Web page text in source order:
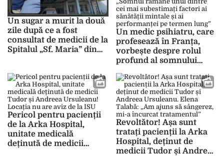
Un sugar a murit la două
zile după ce a fost
consultat de medicii de la
Spitalul „Sf. Maria” din
UPDATE
Un medic psihiatru, care
profesează în Franța,
vorbește despre rolul
profund al somnului
Dr. Bogdan Matei:
„Somnul rămâne unul
dintre cei mai
subestimați factori ai
sănătății mintale și ai
performanței pe termen
lung”
Pericol pentru pacienții
de la Arka Hospital,
unitate medicală
deținută de medicii
Revoltător! Așa sunt
tratați pacienții la Arka
Hospital, deținut de
medicii Tudor și Andreea